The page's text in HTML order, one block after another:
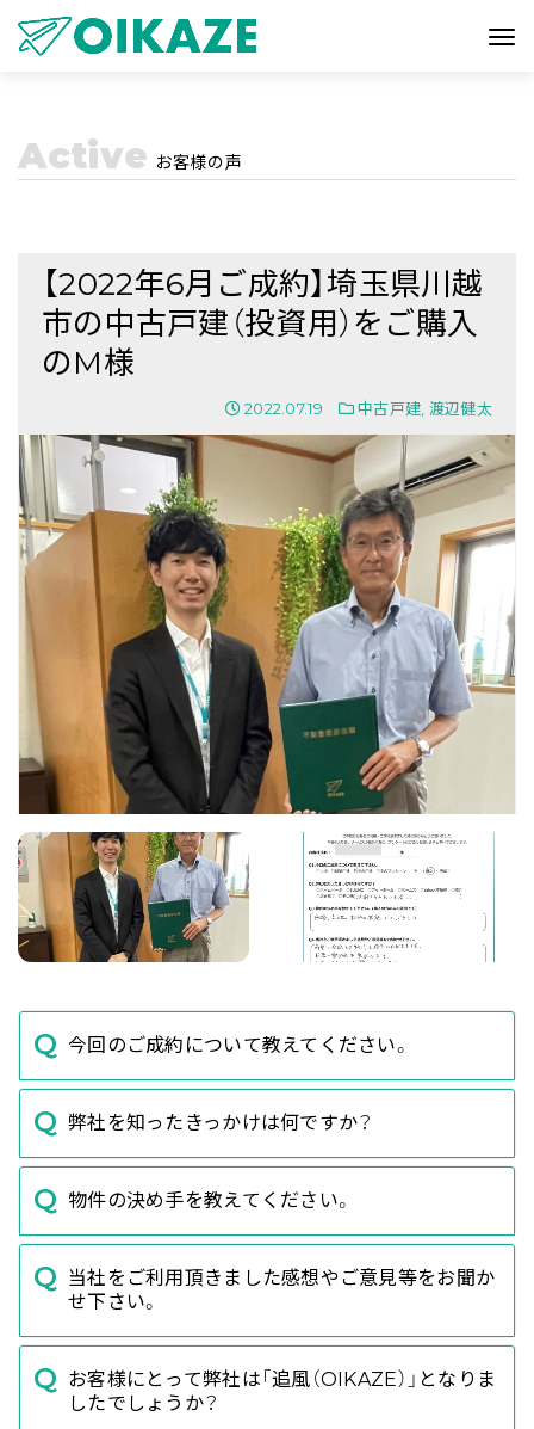
Active お客様の声
【2022年6月ご成約】埼玉県川越
市の中古戸建（投資用）をご購入
のM様
2022.07.19 中古戸建 渡辺健太
今回のご成約について教えてください。
弊社を知ったきっかけは何ですか？
物件の決め手を教えてください。
当社をご利用頂きました感想やご意見等をお聞か
せ下さい。
お客様にとって弊社は「追風（OIKAZE）」となりま
したでしょうか？